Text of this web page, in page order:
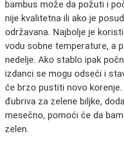
bambus može da požuti i
nije kvalitetna ili ako je
održavana. Najbolje je
vodu sobne temperature, a
nedelje. Ako stablo ipak
izdanci se mogu odseći i
će brzo pustiti novo
đubriva za zelene biljke,
mesečno, pomoći će da
zelen.